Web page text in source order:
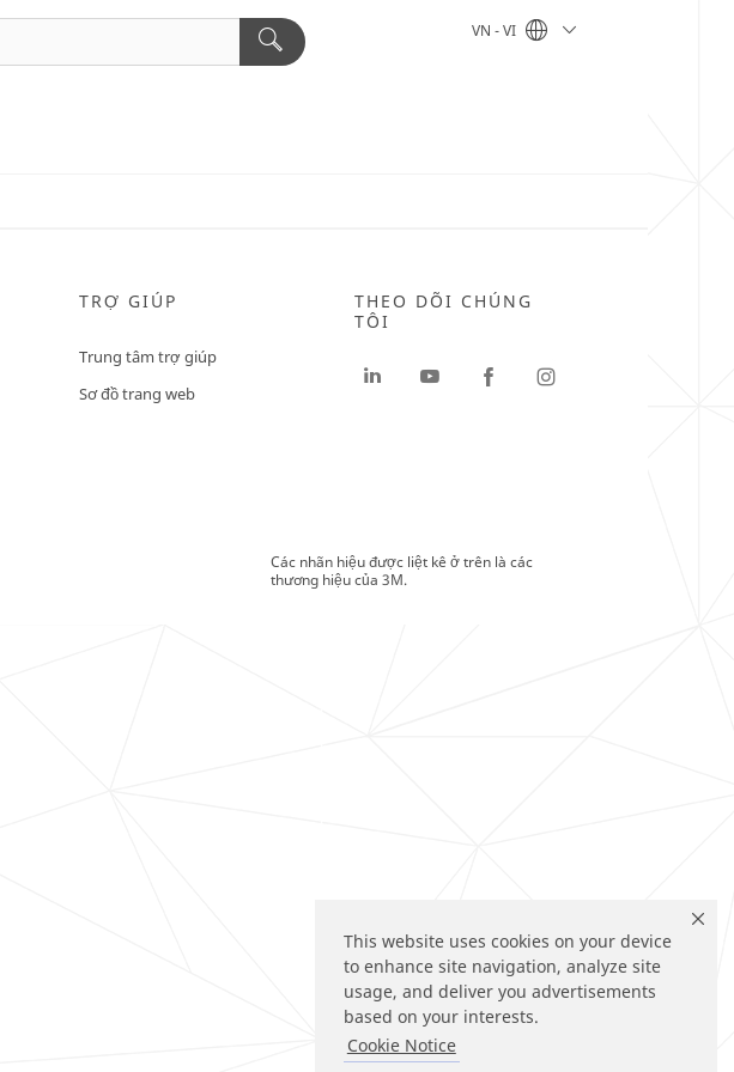
This website uses cookies on your device
to enhance site navigation, analyze site
usage, and deliver you advertisements
based on your interests.
Cookie Notice
VN - VI
TRỢ GIÚP
Trung tâm trợ giúp
Sơ đồ trang web
THEO DÕI CHÚNG
TÔI
Các nhãn hiệu được liệt kê ở trên là các
thương hiệu của 3M.